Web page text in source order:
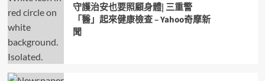
守護治安也要照顧身體| 三重警
「醫」起來健康檢查 – Yahoo奇摩新
聞